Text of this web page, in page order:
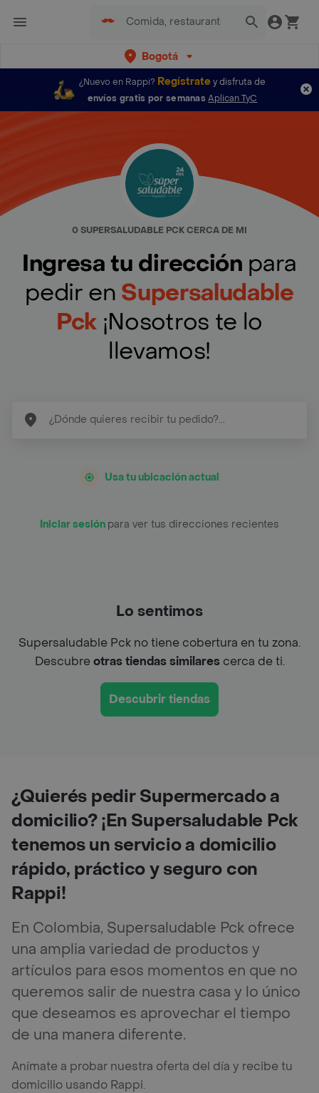
Bogotá
¿Nuevo en Rappi? Regístratey disfruta de
envíos gratis por semanas Aplican TyC
0 SUPERSALUDABLE PCK CERCA DE MI
Ingresa tu dirección para
pedir en Supersaludable
Pck ¡Nosotros te lo
llevamos!
Usa tu ubicación actual
Iniciar sesión para ver tus direcciones recientes
Lo sentimos
Supersaludable Pck no tiene cobertura en tu zona.
Descubreotras tiendas similarescerca de ti.
Descubrir tiendas
¿Quierés pedir Supermercado a
domicilio? ¡En Supersaludable Pck
tenemos un servicio a domicilio
rápido, práctico y seguro con
Rappi!
En Colombia, Supersaludable Pck ofrece
una amplia variedad de productos y
artículos para esos momentos en que no
queremos salir de nuestra casa y lo único
que deseamos es aprovechar el tiempo
de una manera diferente.
Anímate a probar nuestra oferta del día y recibe tu
domicilio usando Rappi.